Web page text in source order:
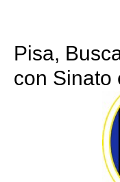
Pisa,
con Sinato